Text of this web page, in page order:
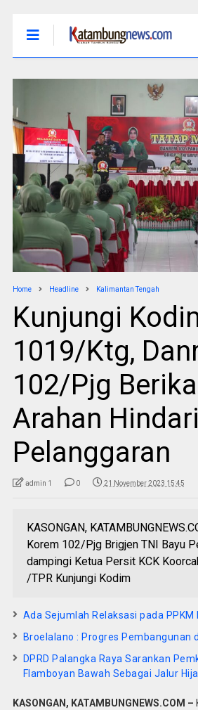
Home Headline Kalimantan Tengah
Kunjungi
1019/Ktg,
102/Pjg
Arahan Hindari
Pelanggaran
admin 1 0 21 November 2023 15:45
KASONGAN,
Korem 102/Pjg Brigjen TNI Bayu
dampingi Ketua Persit KCK
/TPR Kunjungi Kodim
Ada Sejumlah Relaksasi pada PPKM
Broelalano : Progres Pembangunan
DPRD Palangka Raya Sarankan
Flamboyan Bawah Sebagai Jalur
KASONGAN, KATAMBUNGNEWS.COM –